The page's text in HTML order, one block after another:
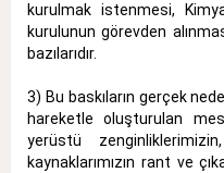
kurulmak istenmesi,
kurulunun görevden
bazılarıdır.
3) Bu baskıların gerçek
hareketle oluşturulan
yerüstü
kaynaklarımızın rant ve